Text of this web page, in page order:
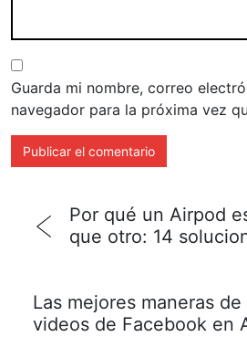
Guarda mi nombre, correo
navegador para la próxima vez
Por qué un Airpod
que otro: 14
Las mejores maneras
videos de Facebook en